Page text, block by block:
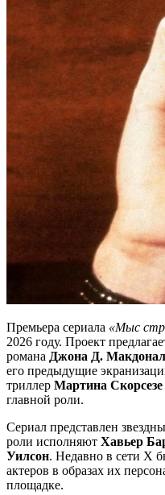
Премьера сериала «Мыс
2026 году. Проект
романа Джона Д.
его предыдущие
триллер Мартина Скорсезе
главной роли.
Сериал представлен
роли исполняют Хавьер
Уилсон. Недавно в сети Х
актеров в образах их
площадке.